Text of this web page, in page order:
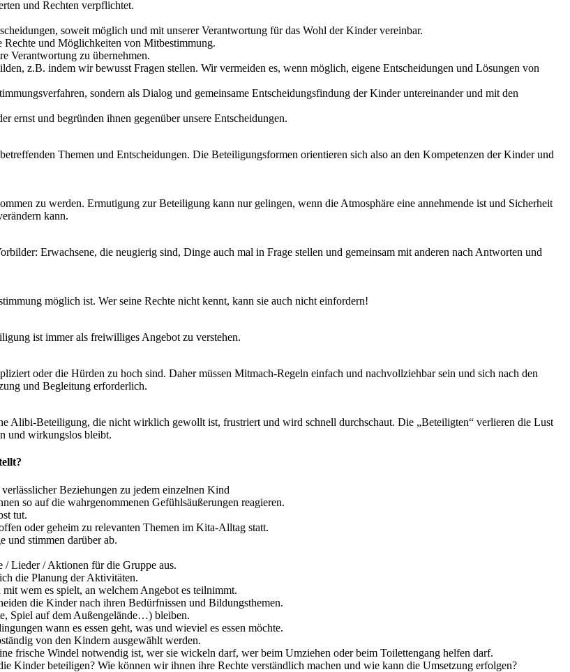
und Rechten verpflichtet.
soweit möglich und mit unserer Verantwortung für das Wohl der Kinder vereinbar.
Rechte und Möglichkeiten von Mitbestimmung.
Verantwortung zu übernehmen.
z.B. indem wir bewusst Fragen stellen. Wir vermeiden es, wenn möglich, eigene Entscheidungen und Lösungen von
sondern als Dialog und gemeinsame Entscheidungsfindung der Kinder untereinander und mit den
und begründen ihnen gegenüber unsere Entscheidungen.
Themen und Entscheidungen. Die Beteiligungsformen orientieren sich also an den Kompetenzen der Kinder und
zu werden. Ermutigung zur Beteiligung kann nur gelingen, wenn die Atmosphäre eine annehmende ist und Sicherheit
kann.
Erwachsene, die neugierig sind, Dinge auch mal in Frage stellen und gemeinsam mit anderen nach Antworten und
möglich ist. Wer seine Rechte nicht kennt, kann sie auch nicht einfordern!
ist immer als freiwilliges Angebot zu verstehen.
oder die Hürden zu hoch sind. Daher müssen Mitmach-Regeln einfach und nachvollziehbar sein und sich nach den
und Begleitung erforderlich.
Alibi-Beteiligung, die nicht wirklich gewollt ist, frustriert und wird schnell durchschaut. Die „Beteiligten“ verlieren die Lust
und wirkungslos bleibt.
Beziehungen zu jedem einzelnen Kind
so auf die wahrgenommenen Gefühlsäußerungen reagieren.
tut.
oder geheim zu relevanten Themen im Kita-Alltag statt.
und stimmen darüber ab.
/ Lieder / Aktionen für die Gruppe aus.
die Planung der Aktivitäten.
wem es spielt, an welchem Angebot es teilnimmt.
die Kinder nach ihren Bedürfnissen und Bildungsthemen.
Spiel auf dem Außengelände…) bleiben.
wann es essen geht, was und wieviel es essen möchte.
von den Kindern ausgewählt werden.
frische Windel notwendig ist, wer sie wickeln darf, wer beim Umziehen oder beim Toilettengang helfen darf.
Kinder beteiligen? Wie können wir ihnen ihre Rechte verständlich machen und wie kann die Umsetzung erfolgen?